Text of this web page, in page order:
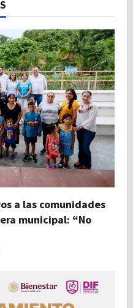
a las comunidades
municipal: “No